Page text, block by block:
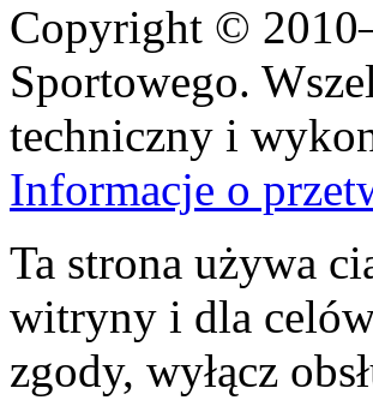
Copyright ©
Sportowego.
techniczny i
Informacje o
Ta strona używa
witryny i dla
zgody, wyłącz